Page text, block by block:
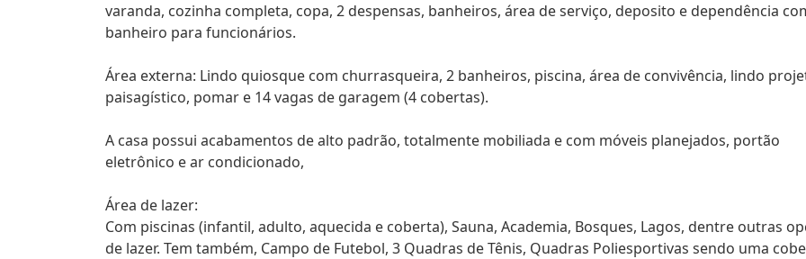
varanda, cozinha completa, copa, 2 despensas, banheiros, área de serviço, deposito e dependência
banheiro para funcionários.
Área externa: Lindo quiosque com churrasqueira, 2 banheiros, piscina, área de convivência, lindo
paisagístico, pomar e 14 vagas de garagem (4 cobertas).
A casa possui acabamentos de alto padrão, totalmente mobiliada e com móveis planejados, portão
eletrônico e ar condicionado,
Área de lazer:
Com piscinas (infantil, adulto, aquecida e coberta), Sauna, Academia, Bosques, Lagos, dentre outras
de lazer. Tem também, Campo de Futebol, 3 Quadras de Tênis, Quadras Poliesportivas sendo uma